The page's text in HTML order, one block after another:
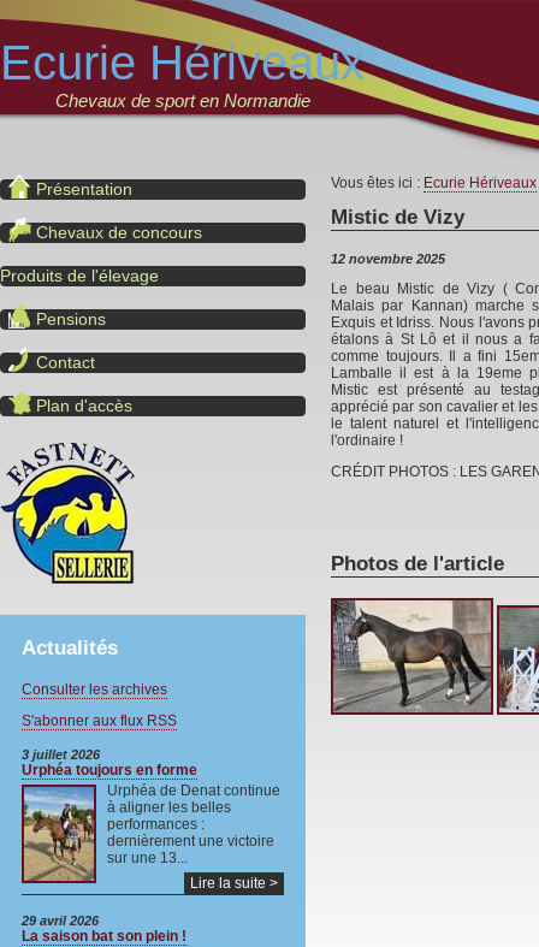
Ecurie Hériveaux
Chevaux de sport en Normandie
Présentation
Chevaux de concours
Produits de l'élevage
Pensions
Contact
Plan d'accès
Actualités
Consulter les archives
S'abonner aux flux RSS
3 juillet 2026
Urphéa toujours en forme
Urphéa de Denat continue
à aligner les belles
performances :
dernièrement une victoire
sur une 13...
Lire la suite >
29 avril 2026
La saison bat son plein !
Vous êtes ici : Ecurie Hériveaux
Mistic de Vizy
12 novembre 2025
Le beau Mistic de Vizy (
Malais par Kannan) marche
Exquis et Idriss. Nous l'avons
étalons à St Lô et il nous a
comme toujours. Il a fini
Lamballe il est à la 19eme
Mistic est présenté au
apprécié par son cavalier et
le talent naturel et
l'ordinaire !
CRÉDIT PHOTOS : LES
Photos de l'article